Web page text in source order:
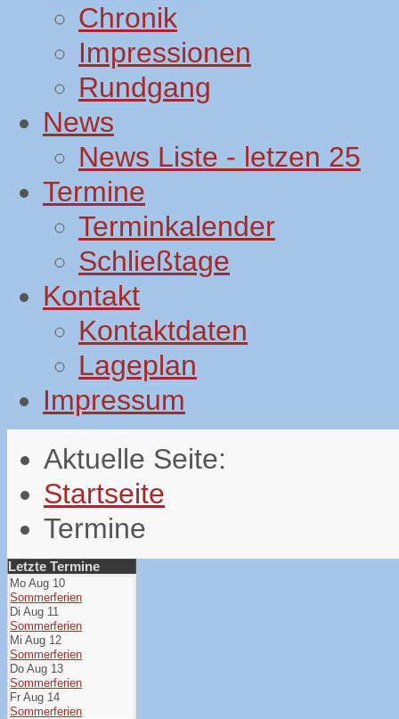
Chronik
Impressionen
Rundgang
News
News Liste - letzen 25
Termine
Terminkalender
Schließtage
Kontakt
Kontaktdaten
Lageplan
Impressum
Aktuelle Seite:
Startseite
Termine
Letzte Termine
Mo Aug 10
Sommerferien
Di Aug 11
Sommerferien
Mi Aug 12
Sommerferien
Do Aug 13
Sommerferien
Fr Aug 14
Sommerferien